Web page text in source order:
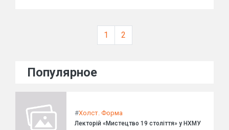
1 2
Популярное
#Холст. Форма
Лекторій «Мистецтво 19 століття» у НХМУ